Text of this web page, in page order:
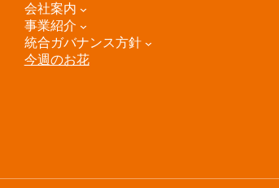
会社案内
事業紹介
統合ガバナンス方針
今週のお花